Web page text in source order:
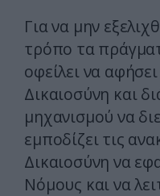
Για να μην
τρόπο τα
οφείλει να
Δικαιοσύνη και
μηχανισμού να
εμποδίζει τις
Δικαιοσύνη να
Νόμους και να